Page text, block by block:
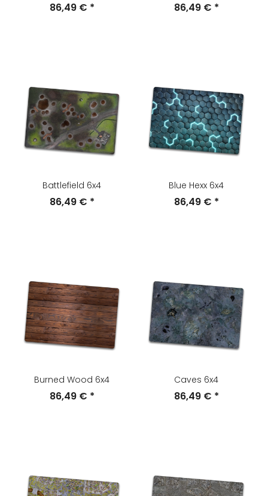
86,49 € * 86,49 € *
Battlefield 6x4
86,49 € *
Blue Hexx 6x4
86,49 € *
Burned Wood 6x4
86,49 € *
Caves 6x4
86,49 € *